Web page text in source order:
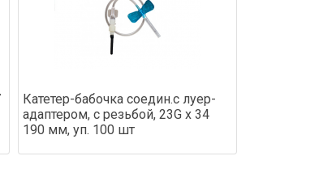
Катетер-бабочка соедин.с луер-
адаптером, с резьбой, 23G x 34
190 мм, уп. 100 шт